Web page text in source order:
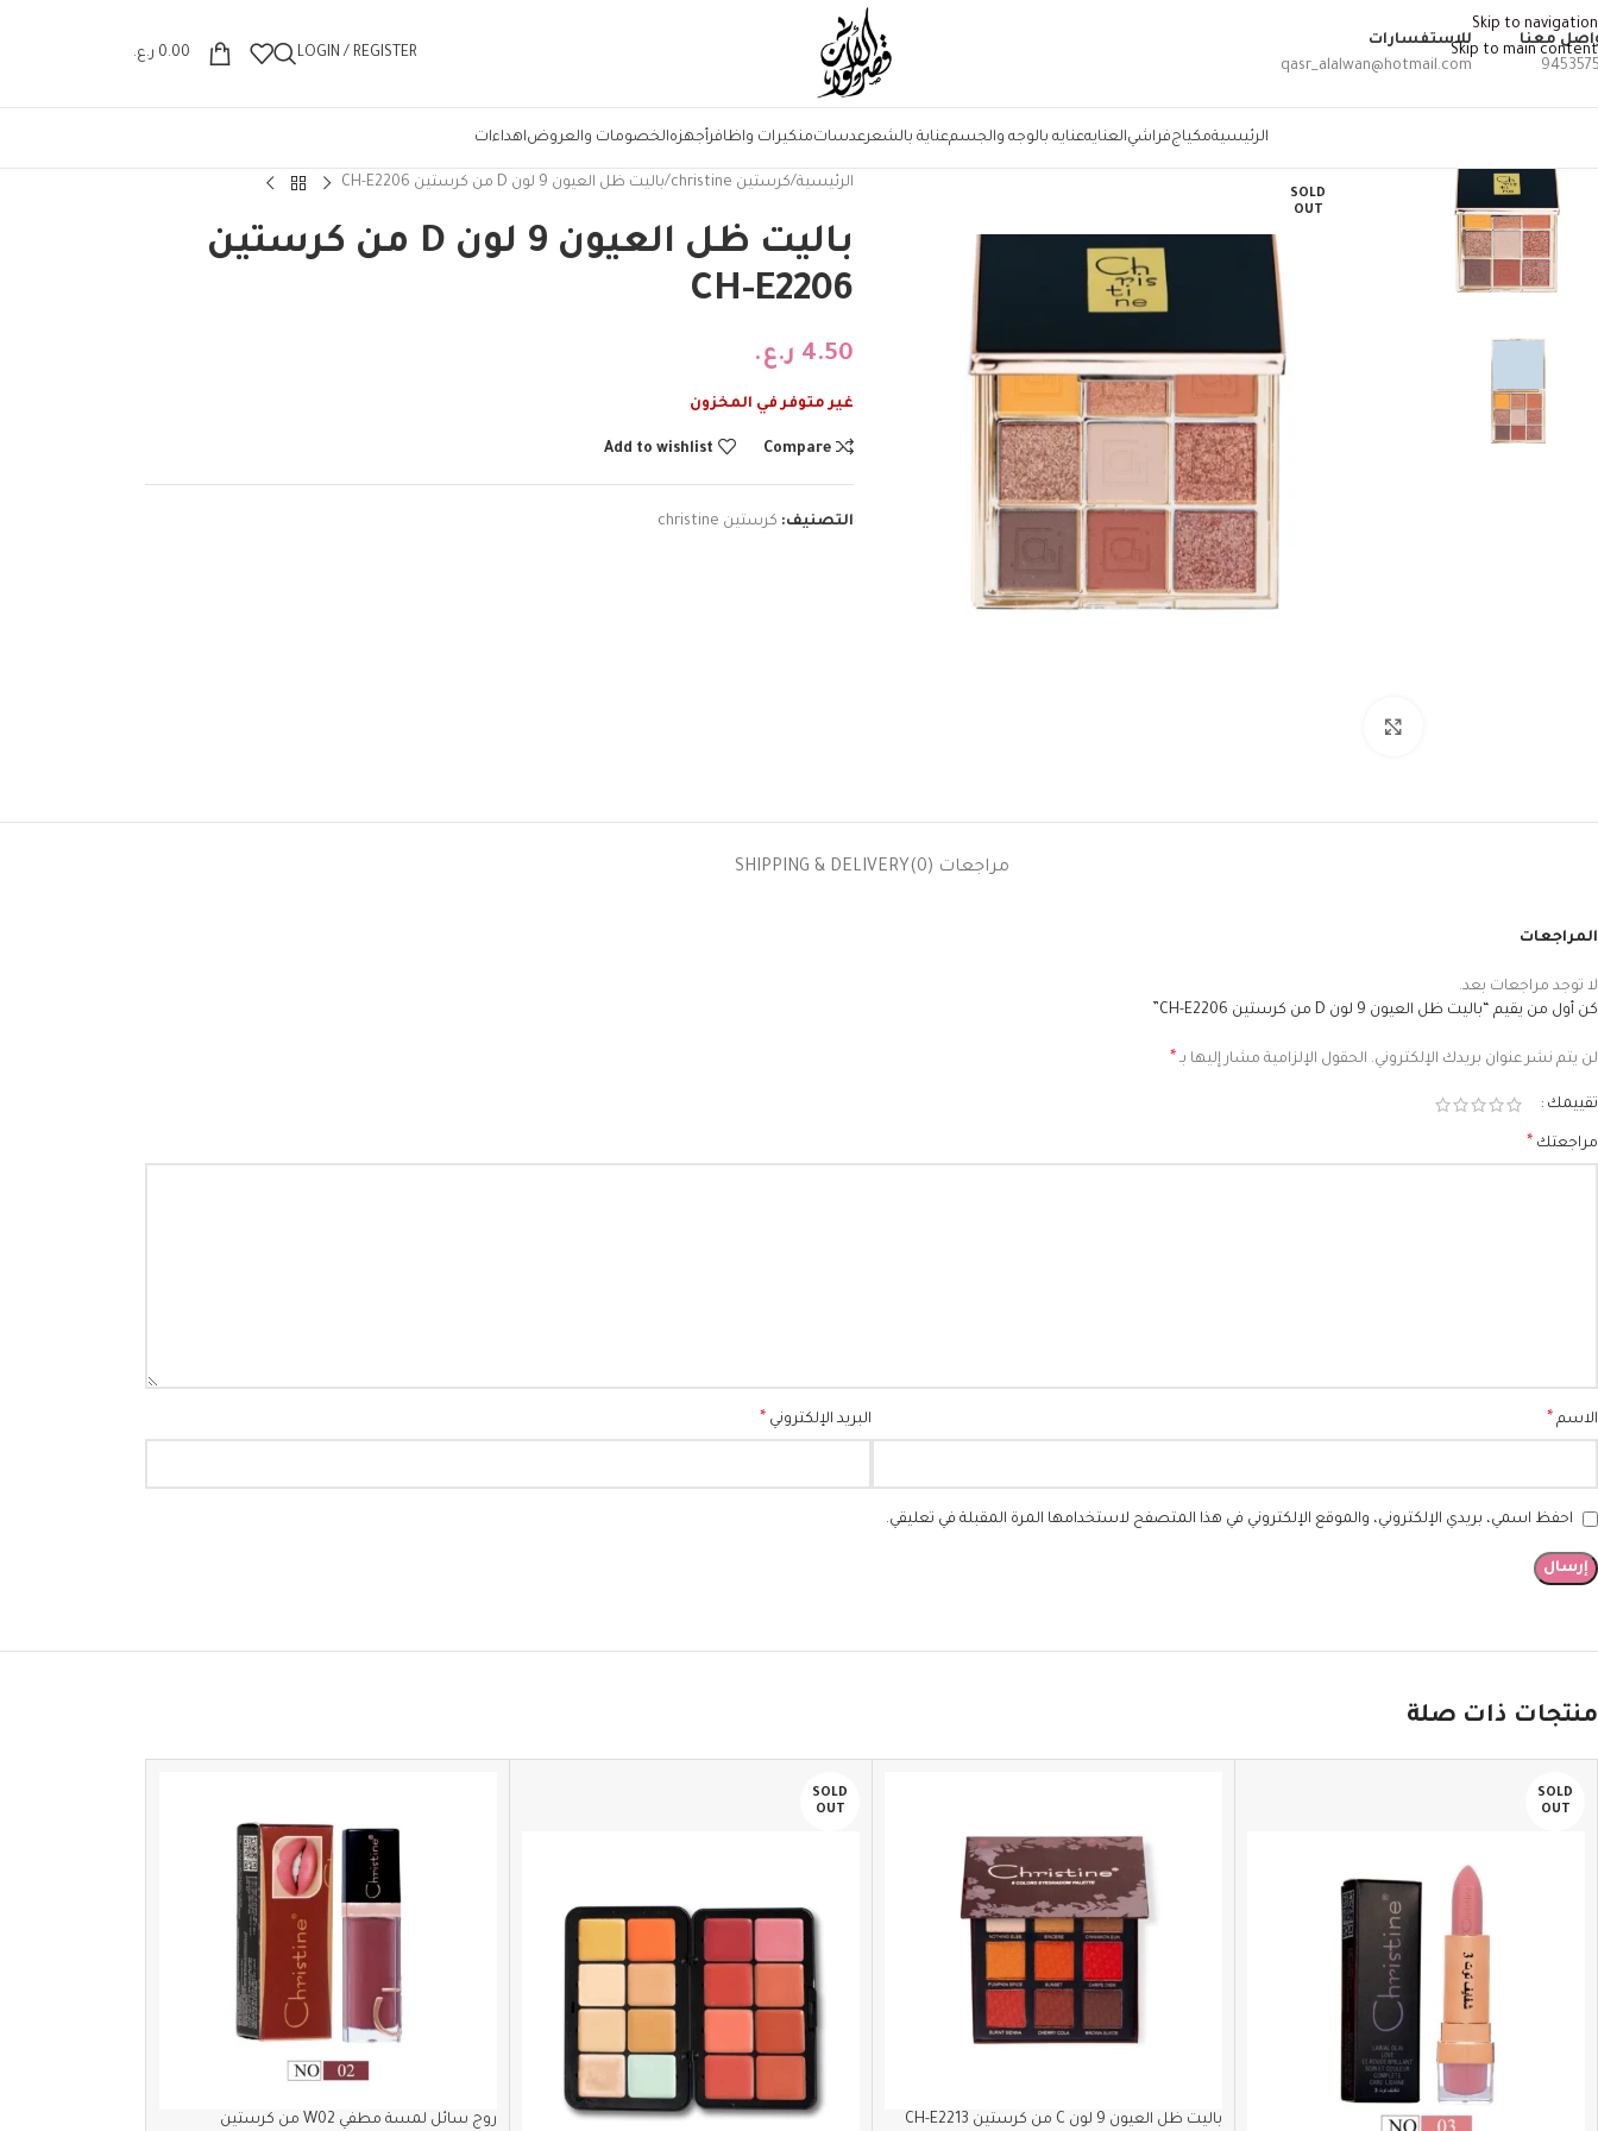
Skip to navigation
Skip to main content
معنا
للاستفسارات
qasr_alalwan@hotmail.com
LOGIN / REGISTER
0.00 ر.ع.
الرئيسيةمكياجفراشيالعنايهعنايه بالوجه والجسمعناية بالشعرعدساتمنكيرات واظافرأجهزهالخصومات والعروضاهداءات
SOLD
OUT
الرئيسية كرستين christine باليت ظل العيون 9 لون D من كرستين CH-E2206
باليت ظل العيون 9 لون D من كرستين
CH-E2206
4.50 ر.ع.
غير متوفر في المخزون
Compare
Add to wishlist
التصنيف: كرستين christine
مراجعات (0) SHIPPING & DELIVERY
المراجعات
لا توجد مراجعات بعد.
كن أول من يقيم “باليت ظل العيون 9 لون D من كرستين CH-E2206”
لن يتم نشر عنوان بريدك الإلكتروني. الحقول الإلزامية مشار إليها بـ *
تقييمك
مراجعتك *
الاسم * البريد الإلكتروني *
احفظ اسمي، بريدي الإلكتروني، والموقع الإلكتروني في هذا المتصفح لاستخدامها المرة المقبلة في تعليقي.
منتجات ذات صلة
SOLD
OUT
باليت ظل العيون 9 لون C من كرستين CH-E2213
SOLD
OUT
روج سائل لمسة مطفي W02 من كرستين